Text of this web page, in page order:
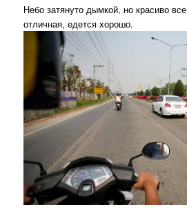
Небо затянуто дымкой, но красиво
отличная, едется хорошо.